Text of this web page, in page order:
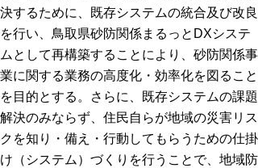
決するために、既存システムの統合及び改良
を行い、鳥取県砂防関係まるっとDXシステ
ムとして再構築することにより、砂防関係事
業に関する業務の高度化・効率化を図ること
を目的とする。さらに、既存システムの課題
解決のみならず、住民自らが地域の災害リス
クを知り・備え・行動してもらうための仕掛
け（システム）づくりを行うことで、地域防